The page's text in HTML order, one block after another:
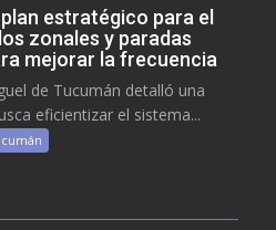
estratégico para el
zonales y paradas
mejorar la frecuencia
de Tucumán detalló una
eficientizar el sistema...